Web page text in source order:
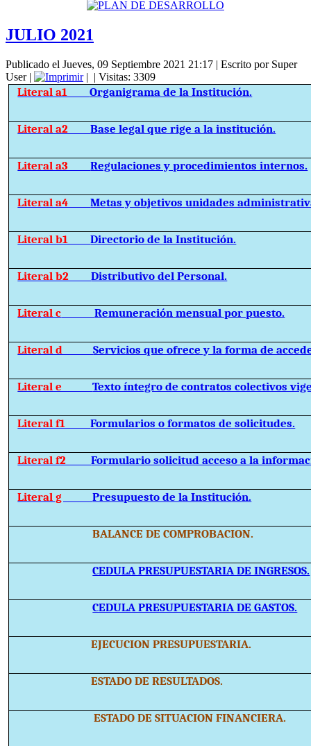
JULIO 2021
Publicado el Jueves, 09 Septiembre 2021 21:17 | Escrito por Super
User| | | Visitas: 3309
Literal a1Organigrama de la Institución.
Literal a2Base legal que rige a la institución.
Literal a3Regulaciones y procedimientos internos.
Literal a4Metas y objetivos unidades
Literal b1Directorio de la Institución.
Literal b2Distributivo del Personal.
Literal c Remuneración mensual por puesto.
Literal dServicios que ofrece y la forma de
Literal eTexto íntegro de contratos colectivos
Literal f1Formularios o formatos de solicitudes.
Literal f2Formulario solicitud acceso a la
Literal gPresupuesto de la Institución.
BALANCE DE COMPROBACION.
CEDULA PRESUPUESTARIA DE INGRESOS.
CEDULA PRESUPUESTARIA DE GASTOS.
EJECUCION PRESUPUESTARIA.
ESTADO DE RESULTADOS.
ESTADO DE SITUACION FINANCIERA.